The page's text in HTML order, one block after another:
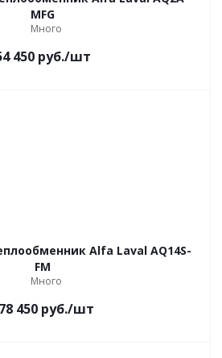
MFG
Много
450руб./шт
Alfa Laval AQ14S-
FM
Много
450 руб./шт